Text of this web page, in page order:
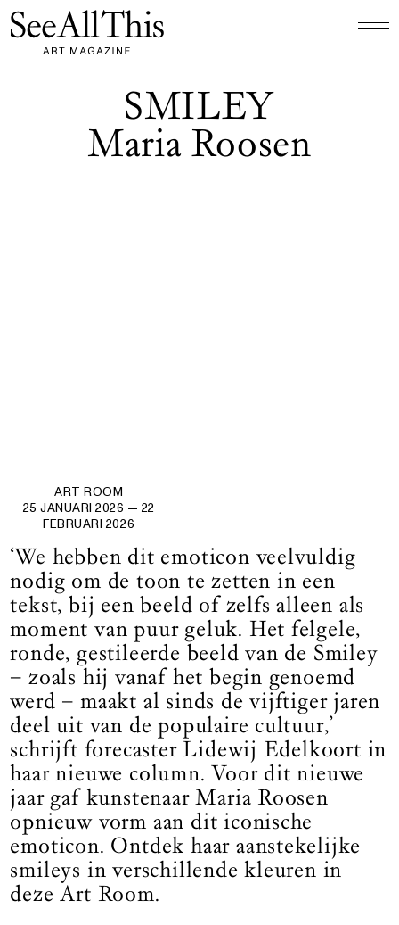
Logo See All This, linkt naar de homepage
SMILEY
Maria Roosen
ART ROOM
25 JANUARI 2026 — 22
FEBRUARI 2026
‘We hebben dit emoticon veelvuldig
nodig om de toon te zetten in een
tekst, bij een beeld of zelfs alleen als
moment van puur geluk. Het felgele,
ronde, gestileerde beeld van de Smiley
– zoals hij vanaf het begin genoemd
werd – maakt al sinds de vijftiger jaren
deel uit van de populaire cultuur,’
schrijft forecaster Lidewij Edelkoort in
haar nieuwe column. Voor dit nieuwe
jaar gaf kunstenaar Maria Roosen
opnieuw vorm aan dit iconische
emoticon. Ontdek haar aanstekelijke
smileys in verschillende kleuren in
deze Art Room.